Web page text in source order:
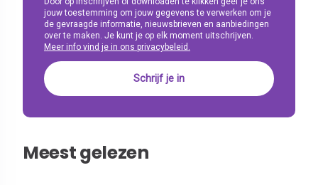
jouw toestemming om jouw gegevens te verwerken om je
de gevraagde informatie, nieuwsbrieven en aanbiedingen
over te maken. Je kunt je op elk moment uitschrijven.
Meer info vind je in ons privacybeleid.
Meest gelezen